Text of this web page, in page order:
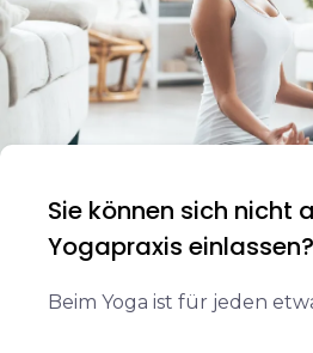
Sie können sich nicht
Yogapraxis
Beim Yoga ist für jeden